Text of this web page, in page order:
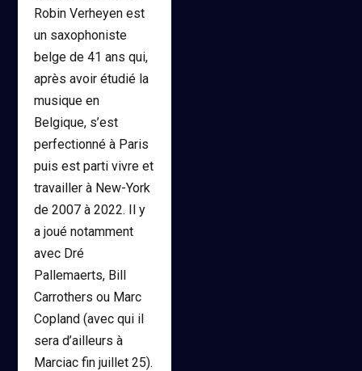
Robin Verheyen est
un saxophoniste
belge de 41 ans qui,
après avoir étudié la
musique en
Belgique, s’est
perfectionné à Paris
puis est parti vivre et
travailler à New-York
de 2007 à 2022. Il y
a joué notamment
avec Dré
Pallemaerts, Bill
Carrothers ou Marc
Copland (avec qui il
sera d’ailleurs à
Marciac fin juillet 25).